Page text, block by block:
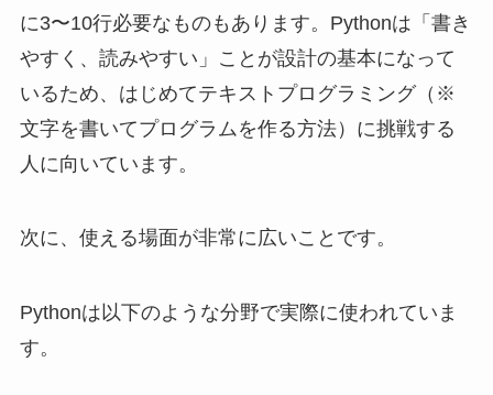
に3〜10行必要なものもあります。Pythonは「書き
やすく、読みやすい」ことが設計の基本になって
いるため、はじめてテキストプログラミング（※
文字を書いてプログラムを作る方法）に挑戦する
人に向いています。
次に、使える場面が非常に広いことです。
Pythonは以下のような分野で実際に使われていま
す。